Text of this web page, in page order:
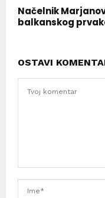
Načelnik
balkanskog
OSTAVI